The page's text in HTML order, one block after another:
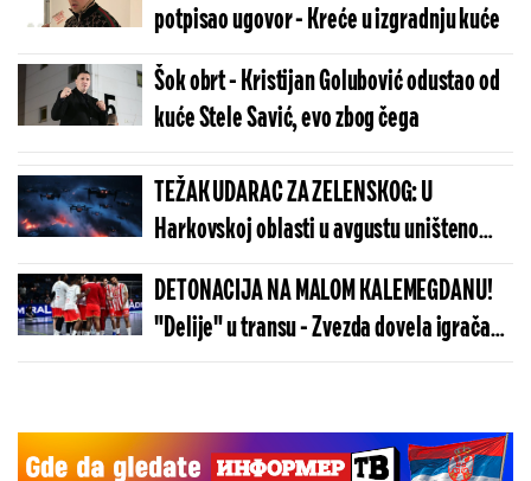
potpisao ugovor - Kreće u izgradnju kuće
Šok obrt - Kristijan Golubović odustao od
kuće Stele Savić, evo zbog čega
TEŽAK UDARAC ZA ZELENSKOG: U
Harkovskoj oblasti u avgustu uništeno
više od 100 „baba jaga“
DETONACIJA NA MALOM KALEMEGDANU!
"Delije" u transu - Zvezda dovela igrača
Real Madrida!